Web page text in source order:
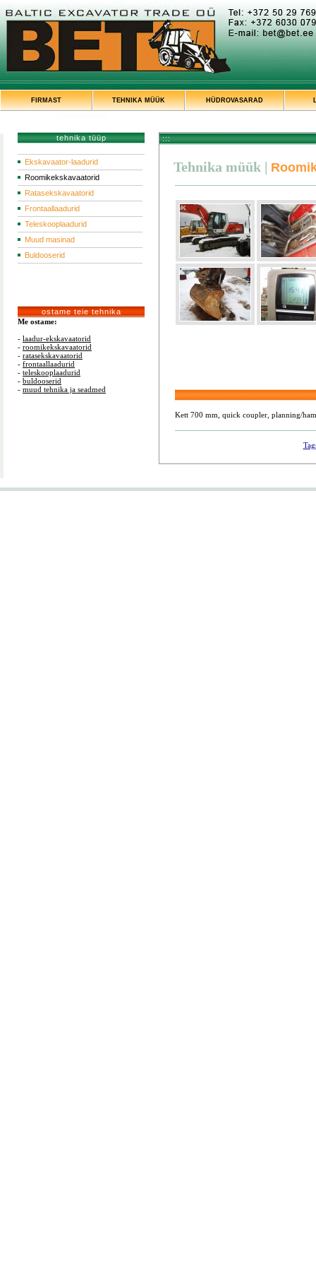
FIRMAST TEHNIKA MÜÜK HÜDROVASARAD
tehnika tüüp
Ekskavaator-laadurid
Roomikekskavaatorid
Ratasekskavaatorid
Frontaallaadurid
Teleskooplaadurid
Muud masinad
Buldooserid
ostame teie tehnika
Me ostame:
- laadur-ekskavaatorid
- roomikekskavaatorid
- ratasekskavaatorid
- frontaallaadurid
- teleskooplaadurid
- buldooserid
- muud tehnika ja seadmed
:::
Tehnika müük |
Kett 700 mm, quick coupler, planning/